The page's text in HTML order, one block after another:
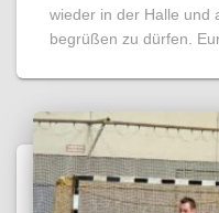
wieder in der Halle und
begrüßen zu dürfen.